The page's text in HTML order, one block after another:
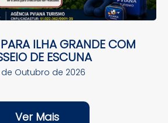
ILHA GRANDE COM
DE ESCUNA
de Outubro de 2026
Ver Mais